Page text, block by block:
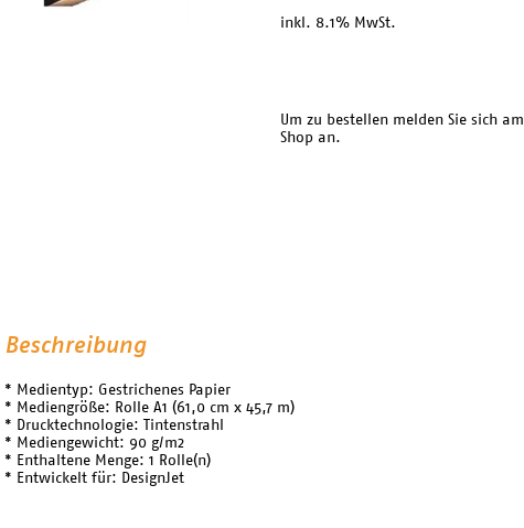
inkl. 8.1% MwSt.
Um zu bestellen melden Sie sich am
Shop an.
Beschreibung
* Medientyp: Gestrichenes Papier
* Mediengröße: Rolle A1 (61,0 cm x 45,7 m)
* Drucktechnologie: Tintenstrahl
* Mediengewicht: 90 g/m2
* Enthaltene Menge: 1 Rolle(n)
* Entwickelt für: DesignJet